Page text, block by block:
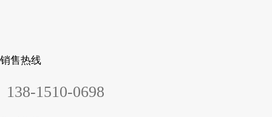
销售热线
138-1510-0698